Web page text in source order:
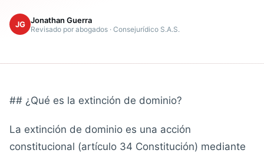
JG Jonathan Guerra
Revisado por abogados · Consejurídico S.A.S.
## ¿Qué es la extinción de dominio?
La extinción de dominio es una acción
constitucional (artículo 34 Constitución) mediante